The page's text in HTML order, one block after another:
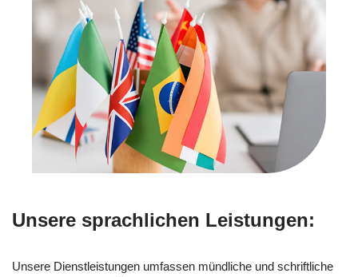
Unsere sprachlichen Leistungen:
Unsere Dienstleistungen umfassen mündliche und schriftliche